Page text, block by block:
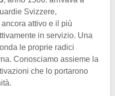
Svizzere,
attivo e il più
in servizio. Una
le proprie radici
Conosciamo assieme la
che lo portarono